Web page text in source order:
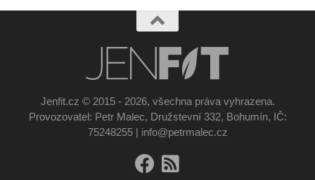
Jenfit.cz © 2015 - 2026, všechna práva vyhrazena.
Provozovatel: Petr Malec, Družstevní 332, Bohumín, IČ:
75248255 | info@petrmalec.cz